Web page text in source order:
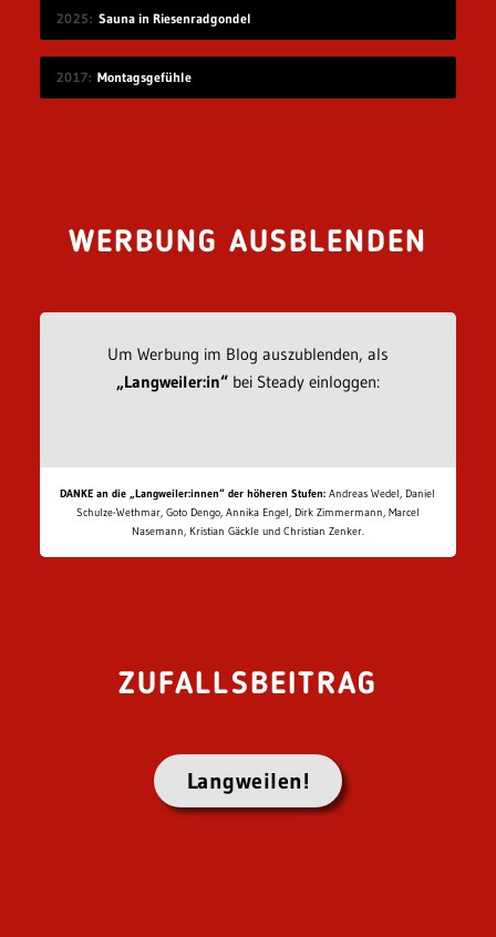
2025 Sauna in Riesenradgondel
2017 Montagsgefühle
WERBUNG AUSBLENDEN
Um Werbung im Blog auszublenden, als
„Langweiler:in“bei Steady einloggen:
DANKE an die „Langweiler:innen“ der höheren Stufen: Andreas Wedel, Daniel
Schulze-Wethmar, Goto Dengo, Annika Engel, Dirk Zimmermann, Marcel
Nasemann, Kristian Gäckle und Christian Zenker.
ZUFALLSBEITRAG
Langweilen!